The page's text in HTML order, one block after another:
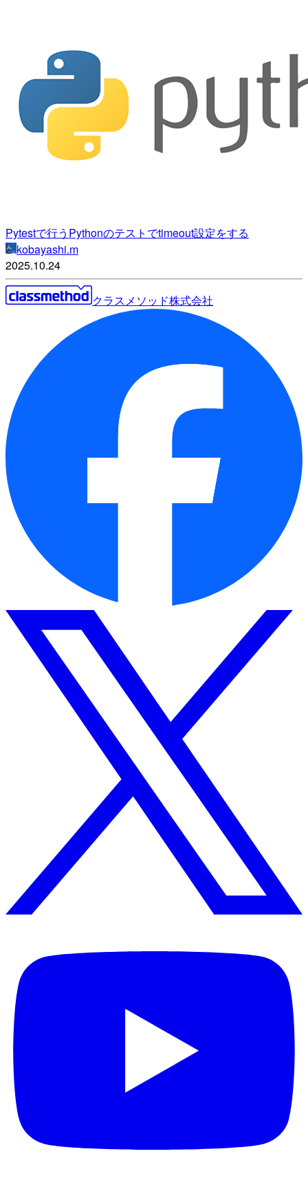
Pytestで行うPythonのテストでtimeout設定をする
kobayashi.m
2025.10.24
クラスメソッド株式会社